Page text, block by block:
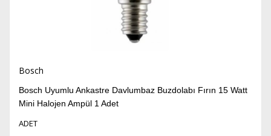
Bosch
Bosch Uyumlu Ankastre Davlumbaz Buzdolabı Fırın 15 Watt
Mini Halojen Ampül 1 Adet
ADET